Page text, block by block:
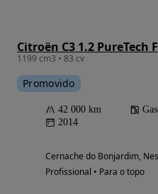
Citroën C3 1.2 PureTech
1199 cm3 • 83 cv
Promovido
42 000 km
2014
Cernache do Bonjardim,
Profissional • Para o topo